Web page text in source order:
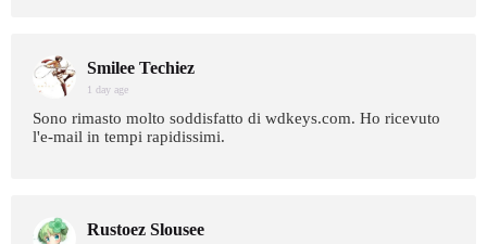
Smilee Techiez
1 day age
Sono rimasto molto soddisfatto di wdkeys.com. Ho ricevuto
l'e-mail in tempi rapidissimi.
Rustoez Slousee